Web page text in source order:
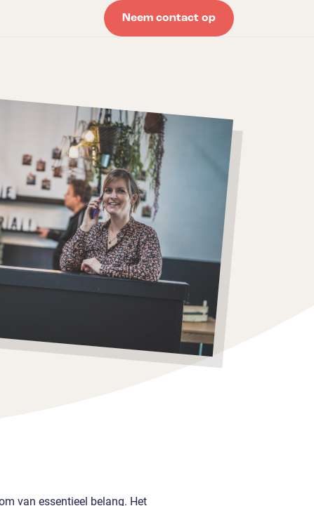
Neem contact op
van essentieel belang. Het